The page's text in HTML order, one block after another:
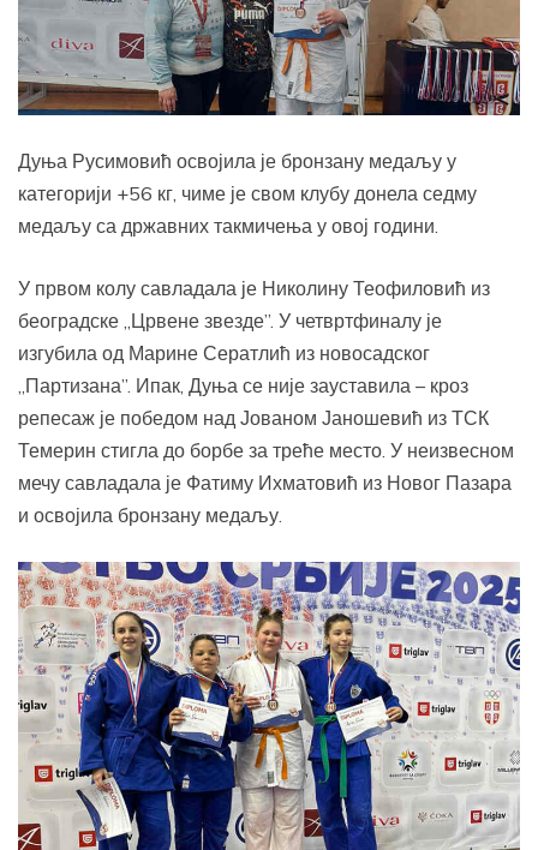
Дуња Русимовић освојила је бронзану медаљу у
категорији +56 кг, чиме је свом клубу донела седму
медаљу са државних такмичења у овој години.
У првом колу савладала је Николину Теофиловић из
београдске „Црвене звезде”. У четвртфиналу је
изгубила од Марине Сератлић из новосадског
„Партизана”. Ипак, Дуња се није зауставила – кроз
репесаж је победом над Јованом Јаношевић из ТСК
Темерин стигла до борбе за треће место. У неизвесном
мечу савладала је Фатиму Ихматовић из Новог Пазара
и освојила бронзану медаљу.